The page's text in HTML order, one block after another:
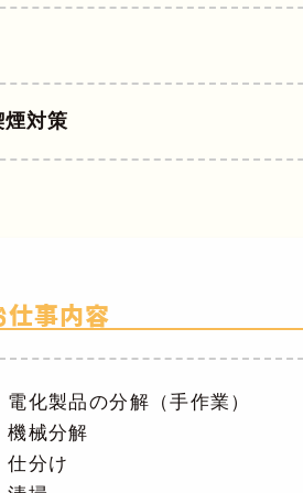
煙対策
仕事内容
電化製品の分解（手作業）
機械分解
仕分け